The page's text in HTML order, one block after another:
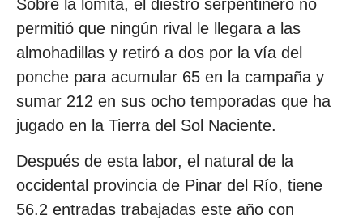
Sobre la lomita, el diestro serpentinero no
permitió que ningún rival le llegara a las
almohadillas y retiró a dos por la vía del
ponche para acumular 65 en la campaña y
sumar 212 en sus ocho temporadas que ha
jugado en la Tierra del Sol Naciente.
Después de esta labor, el natural de la
occidental provincia de Pinar del Río, tiene
56.2 entradas trabajadas este año con